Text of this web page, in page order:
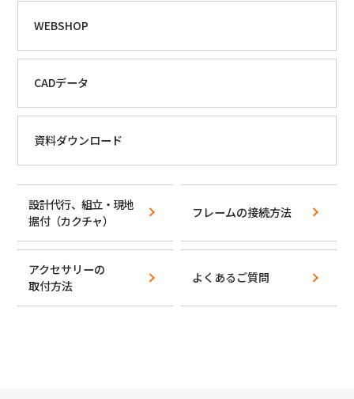
WEBSHOP
CADデータ
資料ダウンロード
設計代行、組立・現地
据付（カクチャ）
フレームの接続方法
アクセサリーの
取付方法
よくあるご質問